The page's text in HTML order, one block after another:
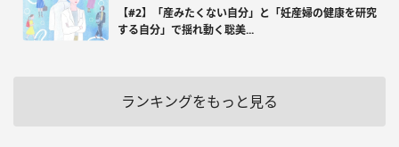
【#2】「産みたくない自分」と「妊産婦の健康を研究
する自分」で揺れ動く聡美...
ランキングをもっと見る